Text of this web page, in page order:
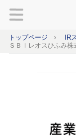
トップページ
IR
ＳＢＩレオスひふみ